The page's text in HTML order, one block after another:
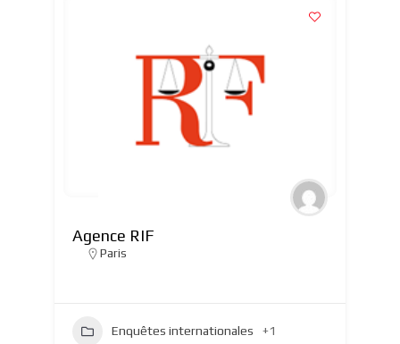
Agence RIF
Paris
Enquêtes internationales +1